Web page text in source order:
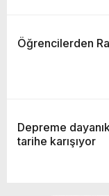
Öğrencilerden
Depreme
tarihe karışıyor